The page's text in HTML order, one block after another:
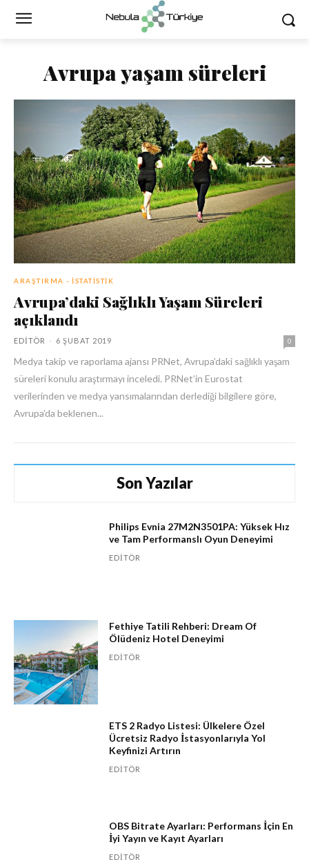
Avrupa yaşam süreleri
ARAŞTIRMA - İSTATISTIK
Avrupa’daki Sağlıklı Yaşam Süreleri
açıklandı
EDITÖR - 6 ŞUBAT 2019 0
Medya takip ve raporlama ajansı PRNet, Avrupa’daki sağlıklı yaşam
süreleri konulu araştırmayı inceledi. PRNet’in Eurostat
verilerinden ve medya yansımalarından derlediği bilgilere göre,
Avrupa’da beklenen...
Son Yazılar
Philips Evnia 27M2N3501PA: Yüksek Hız
ve Tam Performanslı Oyun Deneyimi
EDITÖR
Fethiye Tatili Rehberi: Dream Of
Ölüdeniz Hotel Deneyimi
EDITÖR
ETS 2 Radyo Listesi: Ülkelere Özel
Ücretsiz Radyo İstasyonlarıyla Yol
Keyfinizi Artırın
EDITÖR
OBS Bitrate Ayarları: Performans İçin En
İyi Yayın ve Kayıt Ayarları
EDITÖR